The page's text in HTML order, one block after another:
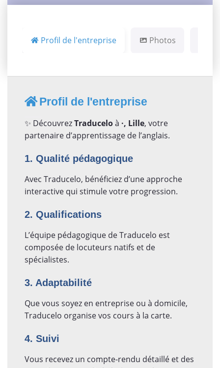
Profil de l'entreprise Photos
Profil de l'entreprise
✨ DécouvrezTraduceloà ·, Lille, votre
partenaire d’apprentissage de l’anglais.
1. Qualité pédagogique
Avec Traducelo, bénéficiez d’une approche
interactive qui stimule votre progression.
2. Qualifications
L’équipe pédagogique de Traducelo est
composée de locuteurs natifs et de
spécialistes.
3. Adaptabilité
Que vous soyez en entreprise ou à domicile,
Traducelo organise vos cours à la carte.
4. Suivi
Vous recevez un compte-rendu détaillé et des